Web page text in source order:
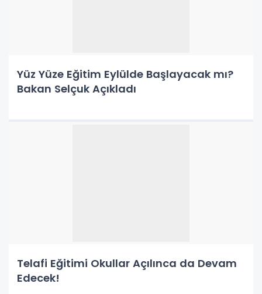
Yüz Yüze Eğitim Eylülde Başlayacak mı?
Bakan Selçuk Açıkladı
Telafi Eğitimi Okullar Açılınca da Devam
Edecek!